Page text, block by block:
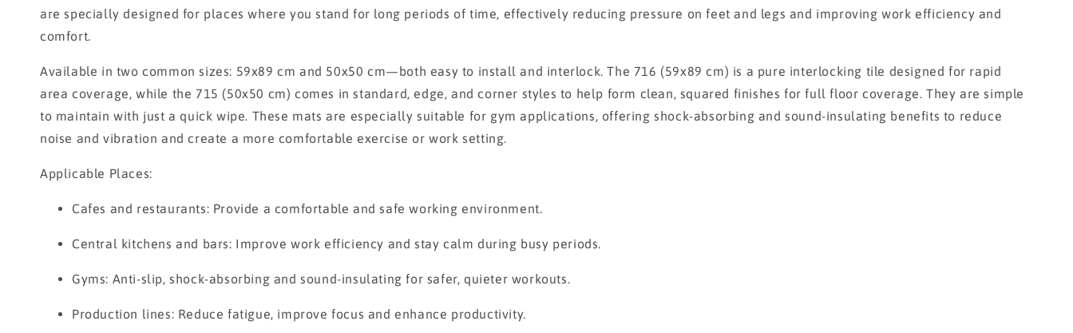
are specially designed for places where you stand for long periods of time, effectively reducing pressure on feet and legs and improving work efficiency and
comfort.
Available in two common sizes: 59x89 cm and 50x50 cm—both easy to install and interlock. The 716 (59x89 cm) is a pure interlocking tile designed for rapid
area coverage, while the 715 (50x50 cm) comes in standard, edge, and corner styles to help form clean, squared finishes for full floor coverage. They are simple
to maintain with just a quick wipe. These mats are especially suitable for gym applications, offering shock-absorbing and sound-insulating benefits to reduce
noise and vibration and create a more comfortable exercise or work setting.
Applicable Places:
Cafes and restaurants: Provide a comfortable and safe working environment.
Central kitchens and bars: Improve work efficiency and stay calm during busy periods.
Gyms: Anti-slip, shock-absorbing and sound-insulating for safer, quieter workouts.
Production lines: Reduce fatigue, improve focus and enhance productivity.